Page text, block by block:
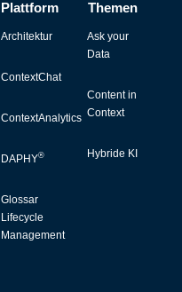
Plattform
Architektur
ContextChat
ContextAnalytics
DAPHY®
Glossar
Lifecycle
Management
Themen
Ask your
Data
Content in
Context
Hybride KI